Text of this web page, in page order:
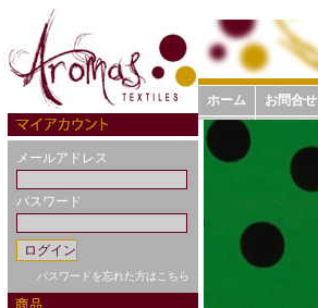
メールアドレス
パスワード
パスワードを忘れた方はこちら
ホーム お問合せ